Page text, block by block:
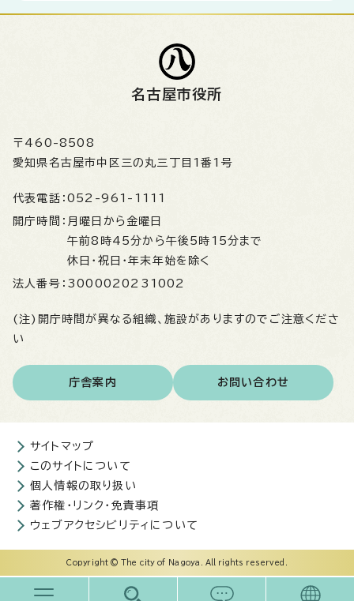
名古屋市役所
〒460-8508
愛知県名古屋市中区三の丸三丁目1番1号
代表電話： 052-961-1111
開庁時間： 月曜日から金曜日
午前8時45分から午後5時15分まで
休日・祝日・年末年始を除く
法人番号： 3000020231002
(注)開庁時間が異なる組織、施設がありますのでご注意くださ
い
庁舎案内 お問い合わせ
サイトマップ
このサイトについて
個人情報の取り扱い
著作権・リンク・免責事項
ウェブアクセシビリティについて
Copyright © The city of Nagoya. All rights reserved.